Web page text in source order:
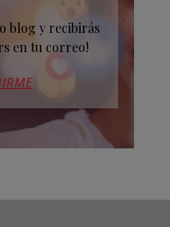
blog y recibirás
en tu correo!